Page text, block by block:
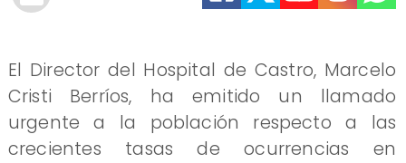
El Director del Hospital de Castro, Marcelo
Cristi Berríos, ha emitido un llamado
urgente a la población respecto a las
crecientes tasas de ocurrencias en